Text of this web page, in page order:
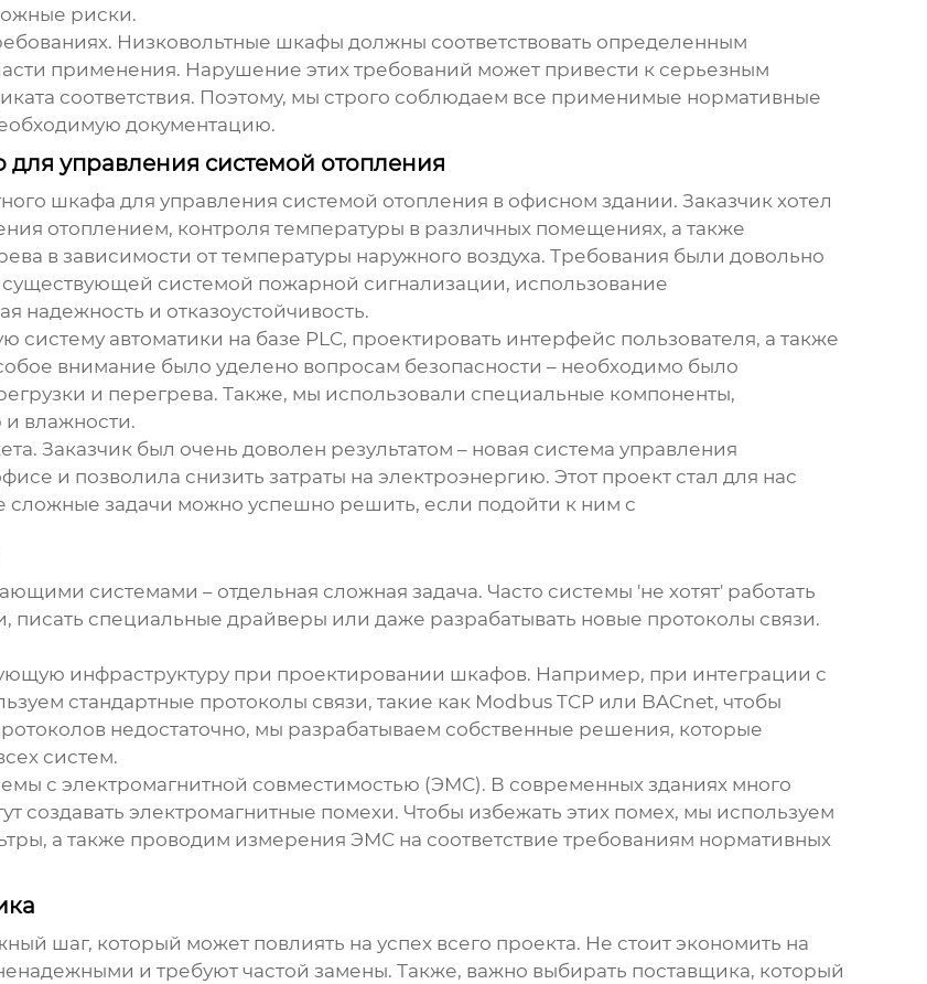
риски.
Низковольтные шкафы должны соответствовать определенным
применения. Нарушение этих требований может привести к серьезным
соответствия. Поэтому, мы строго соблюдаем все применимые нормативные
документацию.
управления системой отопления
шкафа для управления системой отопления в офисном здании. Заказчик хотел
отоплением, контроля температуры в различных помещениях, а также
в зависимости от температуры наружного воздуха. Требования были довольно
системой пожарной сигнализации, использование
надежность и отказоустойчивость.
автоматики на базе PLC, проектировать интерфейс пользователя, а также
внимание было уделено вопросам безопасности – необходимо было
и перегрева. Также, мы использовали специальные компоненты,
и влажности.
Заказчик был очень доволен результатом – новая система управления
и позволила снизить затраты на электроэнергию. Этот проект стал для нас
задачи можно успешно решить, если подойти к ним с
системами – отдельная сложная задача. Часто системы 'не хотят' работать
писать специальные драйверы или даже разрабатывать новые протоколы связи.
инфраструктуру при проектировании шкафов. Например, при интеграции с
стандартные протоколы связи, такие как Modbus TCP или BACnet, чтобы
недостаточно, мы разрабатываем собственные решения, которые
систем.
с электромагнитной совместимостью (ЭМС). В современных зданиях много
создавать электромагнитные помехи. Чтобы избежать этих помех, мы используем
а также проводим измерения ЭМС на соответствие требованиям нормативных
шаг, который может повлиять на успех всего проекта. Не стоит экономить на
и требуют частой замены. Также, важно выбирать поставщика, который